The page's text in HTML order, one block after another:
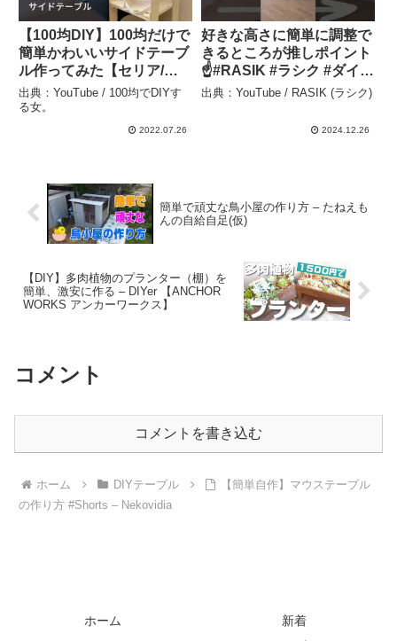
【100均DIY】100均だけで
簡単かわいいサイドテーブ
ル作ってみた【セリア/キ
ャンドゥ】 – 100均でDIY
する女。
出典：YouTube / 100均でDIYす
る女。
2022.07.26
好きな高さに簡単に調整で
きるところが推しポイント
☝️#RASIK #ラシク #ダイニ
ングテーブル #デスク –
出典：YouTube / RASIK (ラシク)
2024.12.26
簡単で頑丈な鳥小屋の作り方 – たねえも
んの自給自足(仮)
【DIY】多肉植物のプランター（棚）を
簡単、激安に作る – DIYer 【ANCHOR
WORKS アンカーワークス】
コメント
コメントを書き込む
ホーム DIYテーブル
【簡単自作】マウステーブル
の作り方 #Shorts – Nekovidia
ホーム
新着